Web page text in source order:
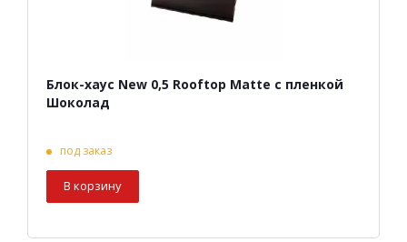
Блок-хаус New 0,5 Rooftop Matte с пленкой
Шоколад
под заказ
В корзину